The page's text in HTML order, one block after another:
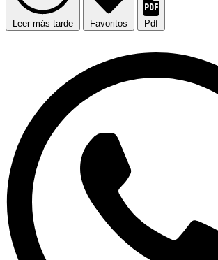
Leer más tarde Favoritos Pdf